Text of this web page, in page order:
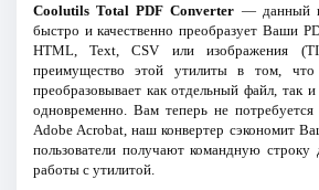
Coolutils Total PDF Converter — данный
быстро и качественно преобразует Ваши
HTML, Text, CSV или изображения
преимущество этой утилиты в том,
преобразовывает как отдельный файл, так
одновременно. Вам теперь не потребуется
Adobe Acrobat, наш конвертер сэкономит
пользователи получают командную строку
работы с утилитой.